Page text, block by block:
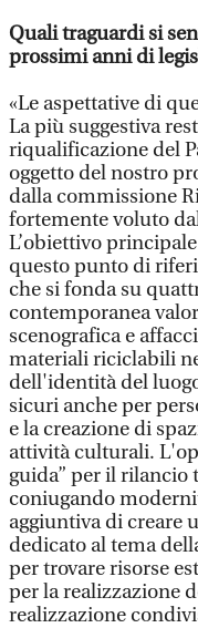
Quali traguardi si
prossimi anni di
«Le aspettative di
La più suggestiva
riqualificazione del
oggetto del nostro
dalla commissione
fortemente voluto
L’obiettivo
questo punto di
che si fonda su
contemporanea
scenografica e
materiali riciclabili
dell'identità del
sicuri anche per
e la creazione di
attività culturali.
guida” per il
coniugando
aggiuntiva di creare
dedicato al tema
per trovare risorse
per la realizzazione
realizzazione